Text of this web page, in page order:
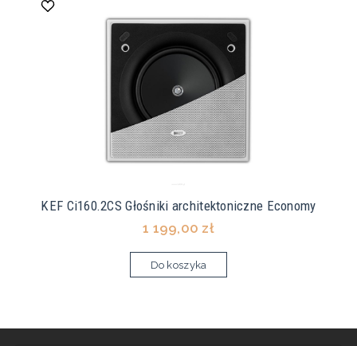
KEF Ci160.2CS Głośniki architektoniczne Economy
1 199,00 zł
Do koszyka